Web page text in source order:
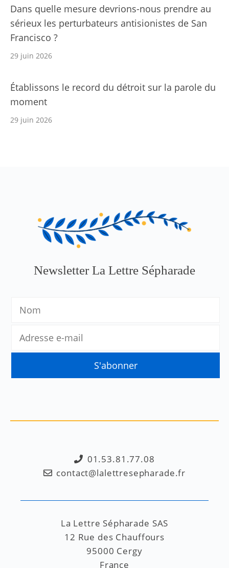
Dans quelle mesure devrions-nous prendre au
sérieux les perturbateurs antisionistes de San
Francisco ?
29 juin 2026
Établissons le record du détroit sur la parole du
moment
29 juin 2026
Newsletter La Lettre Sépharade
01.53.81.77.08
contact@lalettresepharade.fr
La Lettre Sépharade SAS
12 Rue des Chauffours
95000 Cergy
France